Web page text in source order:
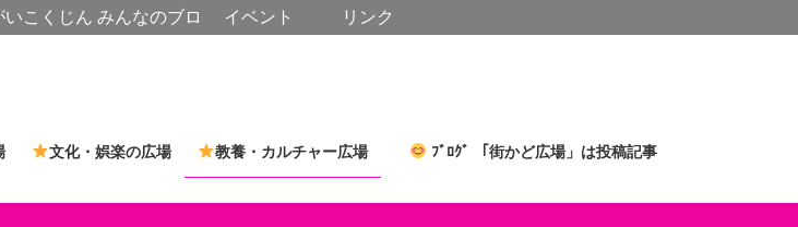
文化・娯楽の広場 教養・カルチャー広場 ﾌﾞﾛｸﾞ 「街かど広場」は投稿記事
いこくじん みんなのブロ
イベント リンク